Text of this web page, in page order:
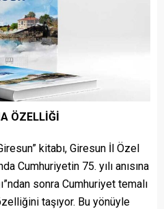
ÖZELLİĞİ
kitabı, Giresun İl Özel
Cumhuriyetin 75. yılı anısına
sonra Cumhuriyet temalı
taşıyor. Bu yönüyle